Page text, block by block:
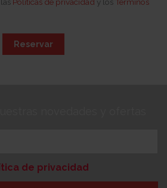
Reservar
de privacidad